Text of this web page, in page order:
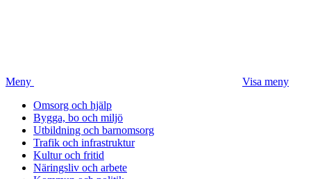
Meny
Visa meny
Omsorg och hjälp
Bygga, bo och miljö
Utbildning och barnomsorg
Trafik och infrastruktur
Kultur och fritid
Näringsliv och arbete